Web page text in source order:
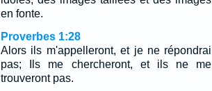
en fonte.
Proverbes 1:28
Alors ils m'appelleront, et je ne répondrai
pas; Ils me chercheront, et ils ne me
trouveront pas.